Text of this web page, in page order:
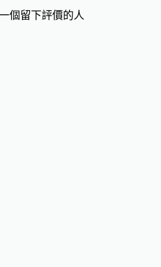
個留下評價的人